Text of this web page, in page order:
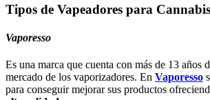
Tipos de Vapeadores para Cannabis
Vaporesso
Es una marca que cuenta con más de 13 años
mercado de los vaporizadores. En Vaporesso
para conseguir mejorar sus productos